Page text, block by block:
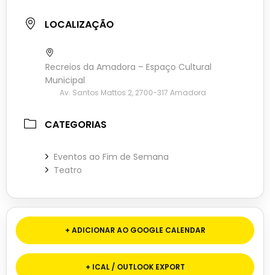
LOCALIZAÇÃO
Recreios da Amadora – Espaço Cultural
Municipal
Av. Santos Mattos 2, 2700-317 Amadora
CATEGORIAS
Eventos ao Fim de Semana
Teatro
+ ADICIONAR AO GOOGLE CALENDAR
+ ICAL / OUTLOOK EXPORT